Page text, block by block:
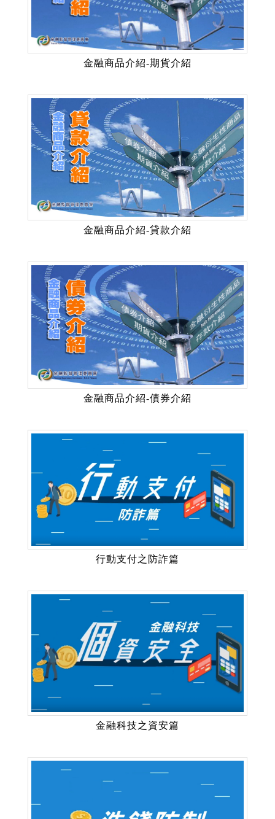
金融商品介紹-期貨介紹
金融商品介紹-貸款介紹
金融商品介紹-債券介紹
行動支付之防詐篇
金融科技之資安篇